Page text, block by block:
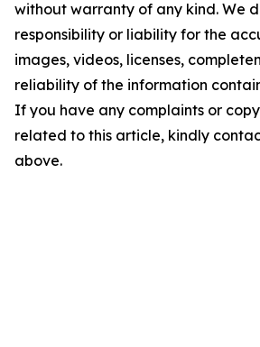
without warranty of any kind. We
responsibility or liability for the
images, videos, licenses,
reliability of the information
If you have any complaints or
related to this article, kindly
above.